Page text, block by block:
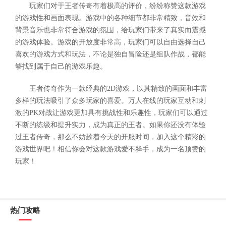
玩家们对于王者传奇有着极高的评价，纷纷称赞这款游戏
的游戏性和画面表现。游戏中的各种细节都非常精致，音效和
背景音乐也非常符合游戏的氛围，给玩家们带来了真实而震撼
的游戏体验。游戏的开放度非常高，玩家们可以自由选择自己
喜欢的游戏方式和玩法，不论是独自冒险还是组队作战，都能
够找到属于自己的游戏乐趣。
王者传奇作为一款经典的2D游戏，以其精致的画面和丰富
多样的玩法吸引了众多玩家的喜爱。万人在线的玩家互动和刺
激的PK对战让游戏更加具有挑战性和乐趣性，玩家们可以通过
不断的练级和提升实力，成为真正的王者。如果你还没有体验
过王者传奇，那么不妨趁着今天的开服时间，加入这个精彩的
游戏世界吧！相信你会对这款游戏爱不释手，成为一名顶赞的
玩家！
热门攻略